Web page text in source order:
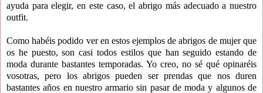
ayuda para elegir, en este caso, el abrigo más adecuado a nuestro
outfit.
Como habéis podido ver en estos ejemplos de abrigos de mujer que
os he puesto, son casi todos estilos que han seguido estando de
moda durante bastantes temporadas. Yo creo, no sé qué opinaréis
vosotras, pero los abrigos pueden ser prendas que nos duren
bastantes años en nuestro armario sin pasar de moda y algunos de